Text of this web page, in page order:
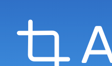
Livraison gratuite
La livraison est gratuite à partir de 80